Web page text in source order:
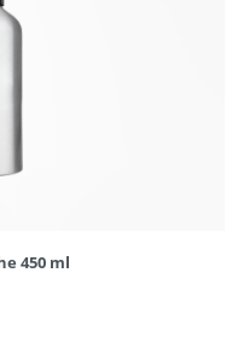
450 ml